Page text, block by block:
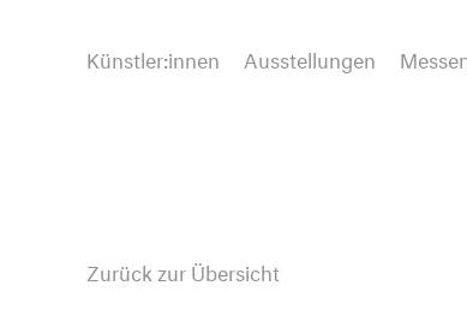
Künstler:innen Ausstellungen
Zurück zur Übersicht